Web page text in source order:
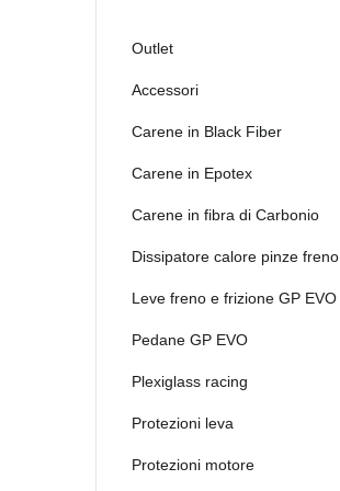
Outlet
Accessori
Carene in Black Fiber
Carene in Epotex
Carene in fibra di Carbonio
Dissipatore calore pinze freno
Leve freno e frizione GP EVO
Pedane GP EVO
Plexiglass racing
Protezioni leva
Protezioni motore